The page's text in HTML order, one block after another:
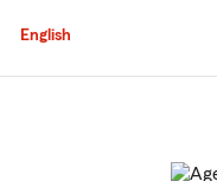
English